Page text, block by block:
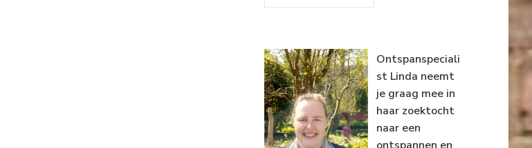
Ontspanspeciali
st Linda neemt
je graag mee in
haar zoektocht
naar een